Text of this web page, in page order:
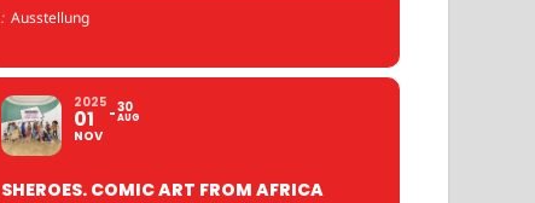
: Ausstellung
2025
01
NOV
30
AUG
SHEROES. COMIC ART FROM AFRICA